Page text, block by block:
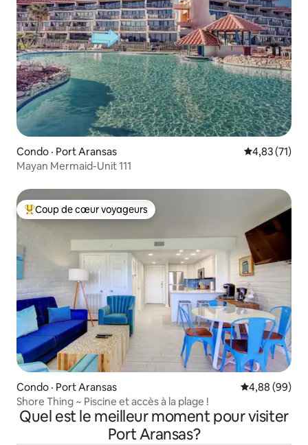
Condo · Port Aransas Note
4,83 (71)
Mayan Mermaid-Unit 111
Coup de cœur voyageurs parmi les plus aimés
Coup de cœur voyageurs
Condo · Port Aransas Note
4,88 (99)
Shore Thing ~ Piscine et accès à la plage !
Quel est le meilleur moment pour visiter
Port Aransas?